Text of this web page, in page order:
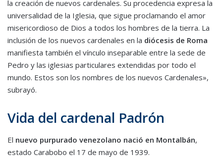
la creación de nuevos cardenales. Su procedencia expresa la
universalidad de la Iglesia, que sigue proclamando el amor
misericordioso de Dios a todos los hombres de la tierra. La
inclusión de los nuevos cardenales en la diócesis de Roma
manifiesta también el vínculo inseparable entre la sede de
Pedro y las iglesias particulares extendidas por todo el
mundo. Estos son los nombres de los nuevos Cardenales»,
subrayó.
Vida del cardenal Padrón
El nuevo purpurado venezolano nació en Montalbán,
estado Carabobo el 17 de mayo de 1939.